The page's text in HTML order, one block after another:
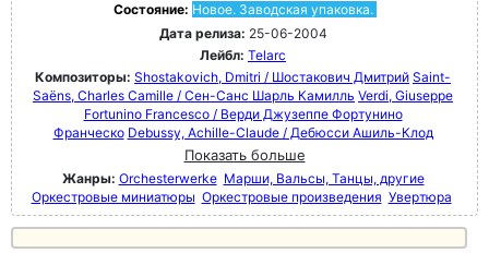
Состояние: Новое. Заводская упаковка.
Дата релиза: 25-06-2004
Лейбл: Telarc
Композиторы: Shostakovich, Dmitri / Шостакович Дмитрий Saint-
Saëns, Charles Camille / Сен-Санс Шарль Камилль Verdi, Giuseppe
Fortunino Francesco / Верди Джузеппе Фортунино
Франческо Debussy, Achille-Claude / Дебюсси Ашиль-Клод
Показать больше
Жанры: Orchesterwerke Марши, Вальсы, Танцы, другие
Оркестровые миниатюры Оркестровые произведения Увертюра